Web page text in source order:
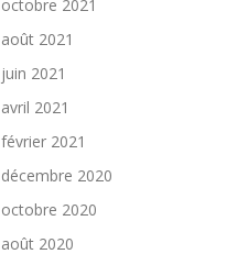
octobre 2021
août 2021
juin 2021
avril 2021
février 2021
décembre 2020
octobre 2020
août 2020